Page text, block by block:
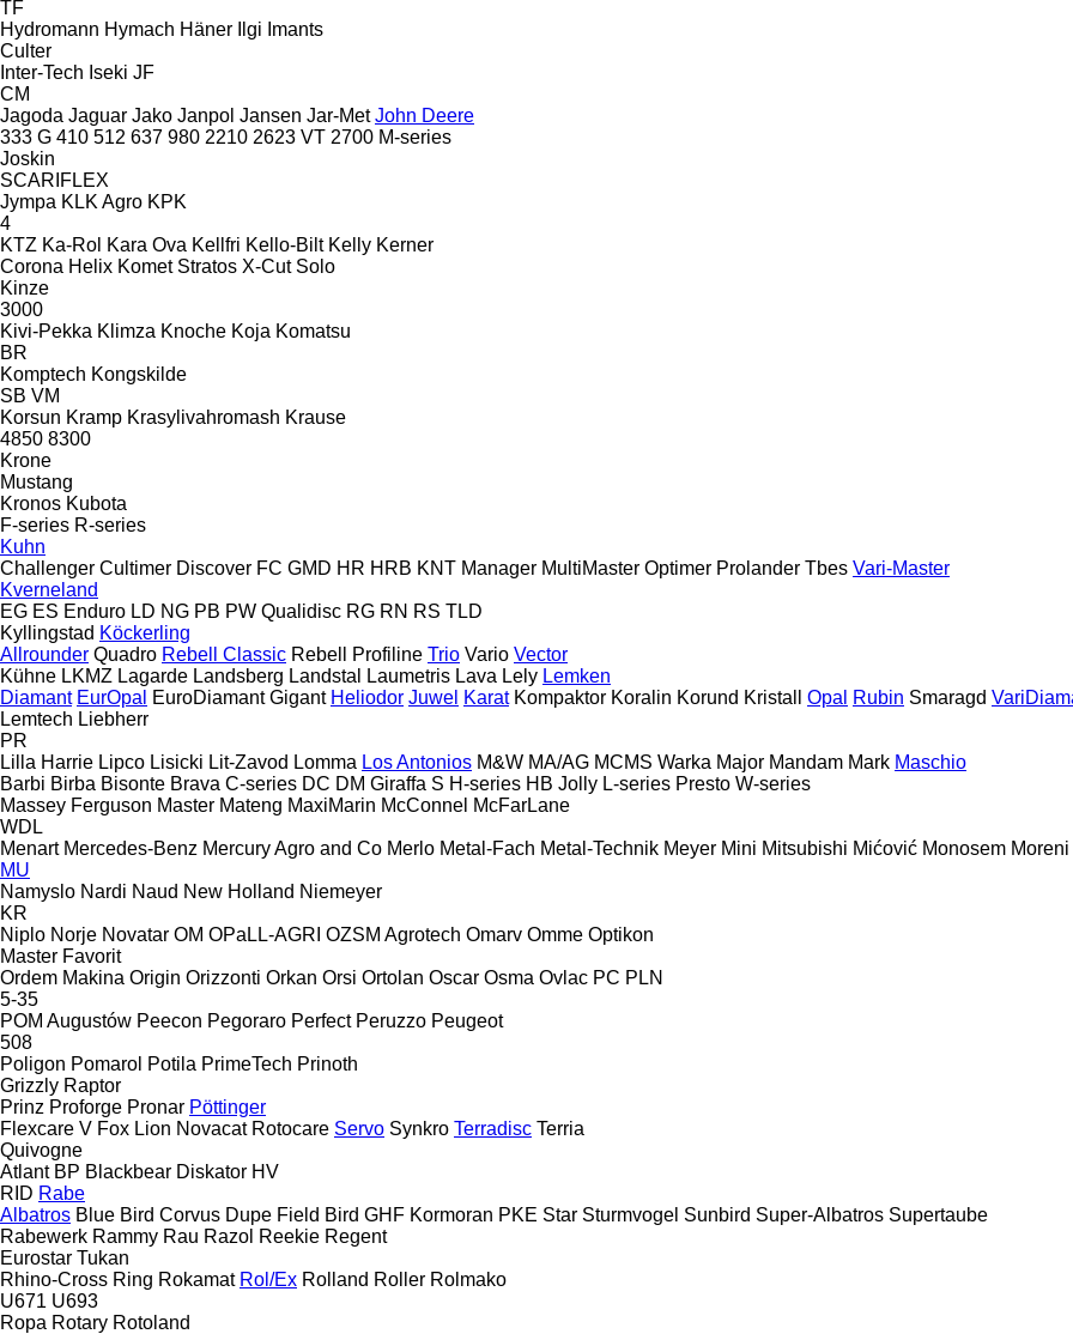
TF
Hydromann Hymach Häner Ilgi Imants
Culter
Inter-Tech Iseki JF
CM
Jagoda Jaguar Jako Janpol Jansen Jar-Met John Deere
333 G 410 512 637 980 2210 2623 VT 2700 M-series
Joskin
SCARIFLEX
Jympa KLK Agro KPK
4
KTZ Ka-Rol Kara Ova Kellfri Kello-Bilt Kelly Kerner
Corona Helix Komet Stratos X-Cut Solo
Kinze
3000
Kivi-Pekka Klimza Knoche Koja Komatsu
BR
Komptech Kongskilde
SB VM
Korsun Kramp Krasylivahromash Krause
4850 8300
Krone
Mustang
Kronos Kubota
F-series R-series
Kuhn
Challenger Cultimer Discover FC GMD HR HRB KNT Manager MultiMaster Optimer Prolander Tbes Vari-Master
Kverneland
EG ES Enduro LD NG PB PW Qualidisc RG RN RS TLD
Kyllingstad Köckerling
Allrounder Quadro Rebell Classic Rebell Profiline Trio Vario Vector
Kühne LKMZ Lagarde Landsberg Landstal Laumetris Lava Lely Lemken
Diamant EurOpal EuroDiamant Gigant Heliodor Juwel Karat Kompaktor Koralin Korund Kristall Opal Rubin Smaragd
Lemtech Liebherr
PR
Lilla Harrie Lipco Lisicki Lit-Zavod Lomma Los Antonios M&W MA/AG MCMS Warka Major Mandam Mark Maschio
Barbi Birba Bisonte Brava C-series DC DM Giraffa S H-series HB Jolly L-series Presto W-series
Massey Ferguson Master Mateng MaxiMarin McConnel McFarLane
WDL
Menart Mercedes-Benz Mercury Agro and Co Merlo Metal-Fach Metal-Technik Meyer Mini Mitsubishi Mićović Monosem Moreni
MU
Namyslo Nardi Naud New Holland Niemeyer
KR
Niplo Norje Novatar OM OPaLL-AGRI OZSM Agrotech Omarv Omme Optikon
Master Favorit
Ordem Makina Origin Orizzonti Orkan Orsi Ortolan Oscar Osma Ovlac PC PLN
5-35
POM Augustów Peecon Pegoraro Perfect Peruzzo Peugeot
508
Poligon Pomarol Potila PrimeTech Prinoth
Grizzly Raptor
Prinz Proforge Pronar Pöttinger
Flexcare V Fox Lion Novacat Rotocare Servo Synkro Terradisc Terria
Quivogne
Atlant BP Blackbear Diskator HV
RID Rabe
Albatros Blue Bird Corvus Dupe Field Bird GHF Kormoran PKE Star Sturmvogel Sunbird Super-Albatros Supertaube
Rabewerk Rammy Rau Razol Reekie Regent
Eurostar Tukan
Rhino-Cross Ring Rokamat Rol/Ex Rolland Roller Rolmako
U671 U693
Ropa Rotary Rotoland